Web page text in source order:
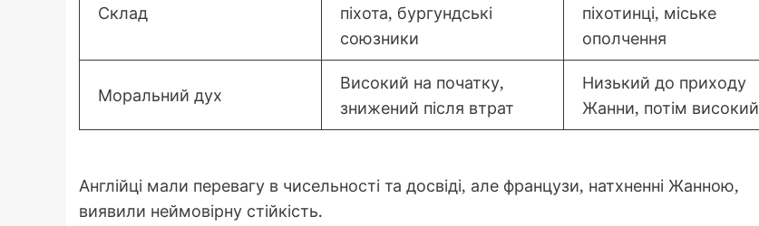
Склад
піхота, бургундські
союзники
піхотинці, міське
ополчення
Моральний дух
Високий на початку,
знижений після втрат
Низький до приходу
Жанни, потім високий
Англійці мали перевагу в чисельності та досвіді, але французи, натхненні Жанною,
виявили неймовірну стійкість.